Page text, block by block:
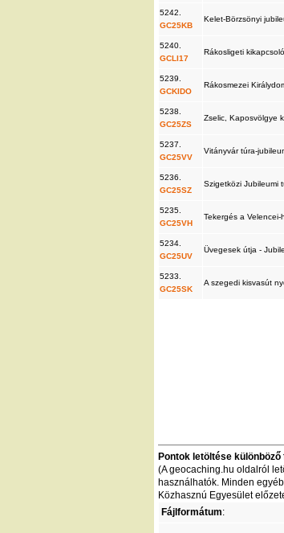
5242.
GC25KB
Kelet-Börzsönyi
5240.
GCLI17
Rákosligeti
5239.
GCKIDO
Rákosmezei
5238.
GC25ZS
Zselic, Kaposvölgye
5237.
GC25VV
Vitányvár túra-
5236.
GC25SZ
Szigetközi Jubileumi
5235.
GC25VH
Tekergés a
5234.
GC25UV
Üvegesek útja -
5233.
GC25SK
A szegedi kisvasút
Pontok letöltése
(A geocaching.hu oldalról
használhatók. Minden
Közhasznú Egyesület
Fájlformátum: